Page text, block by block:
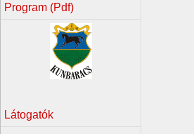
Program (Pdf)
Látogatók